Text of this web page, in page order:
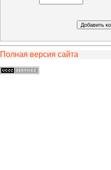
Полная версия сайта